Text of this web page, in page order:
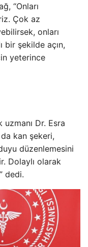
“Onları
Çok az
onları
bir şekilde açın,
yeterince
Dr. Esra
kan şekeri,
düzenlemesini
Dolaylı olarak
dedi.